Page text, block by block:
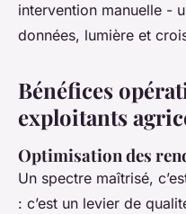
intervention manuelle -
données, lumière et
Bénéfices
exploitants
Optimisation des
Un spectre maîtrisé,
: c’est un levier de